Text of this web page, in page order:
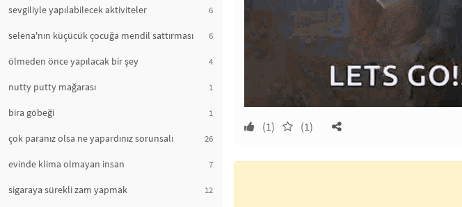
sevgiliyle yapılabilecek aktiviteler 6
selena'nın küçücük çocuğa mendil sattırması 6
ölmeden önce yapılacak bir şey 4
nutty putty mağarası 1
bira göbeği 1
çok paranız olsa ne yapardınız sorunsalı 26
evinde klima olmayan insan 7
sigaraya sürekli zam yapmak 12
(1) (1)